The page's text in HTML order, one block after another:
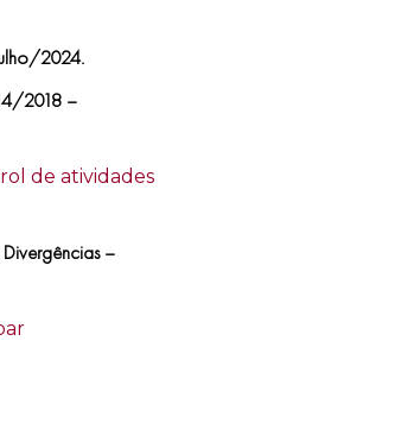
2024.
2018 –
de atividades
Divergências –